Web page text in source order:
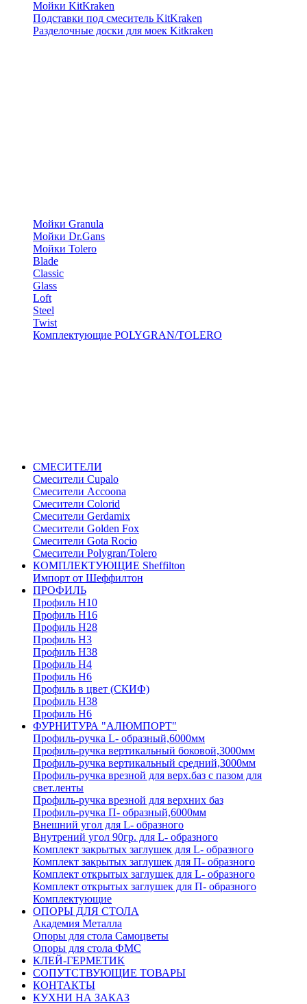
Мойки KitKraken
Подставки под смеситель KitKraken
Разделочные доски для моек Kitkraken
Мойки Granula
Мойки Dr.Gans
Мойки Tolero
Blade
Classic
Glass
Loft
Steel
Twist
Комплектующие POLYGRAN/TOLERO
СМЕСИТЕЛИ
Cмесители Cupalo
Смесители Accoona
Смесители Colorid
Смесители Gerdamix
Смесители Golden Fox
Смесители Gota Rocio
Смесители Polygran/Tolero
КОМПЛЕКТУЮЩИЕ Sheffilton
Импорт от Шеффилтон
ПРОФИЛЬ
Профиль H10
Профиль H16
Профиль H28
Профиль H3
Профиль H38
Профиль H4
Профиль H6
Профиль в цвет (СКИФ)
Профиль H38
Профиль H6
ФУРНИТУРА "АЛЮМПОРТ"
Профиль-ручка L- образный,6000мм
Профиль-ручка вертикальный боковой,3000мм
Профиль-ручка вертикальный средний,3000мм
Профиль-ручка врезной для верх.баз с пазом для
свет.ленты
Профиль-ручка врезной для верхних баз
Профиль-ручка П- образный,6000мм
Внешний угол для L- образного
Внутрений угол 90гр. для L- образного
Комплект закрытых заглушек для L- образного
Комплект закрытых заглушек для П- образного
Комплект открытых заглушек для L- образного
Комплект открытых заглушек для П- образного
Комплектующие
ОПОРЫ ДЛЯ СТОЛА
Академия Металла
Опоры для стола Самоцветы
Опоры для стола ФМС
КЛЕЙ-ГЕРМЕТИК
СОПУТСТВУЮЩИЕ ТОВАРЫ
КОНТАКТЫ
КУХНИ НА ЗАКАЗ